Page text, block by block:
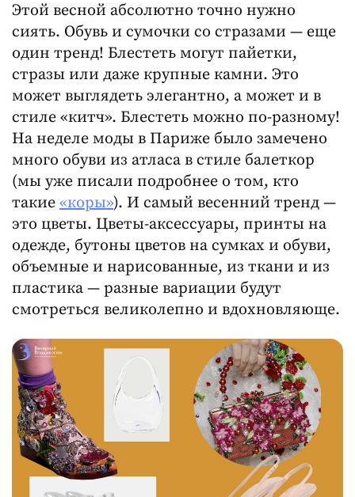
Этой весной абсолютно точно нужно
сиять. Обувь и сумочки со стразами — еще
один тренд! Блестеть могут пайетки,
стразы или даже крупные камни. Это
может выглядеть элегантно, а может и в
стиле «китч». Блестеть можно по-разному!
На неделе моды в Париже было замечено
много обуви из атласа в стиле балеткор
(мы уже писали подробнее о том, кто
такие «коры»). И самый весенний тренд —
это цветы. Цветы-аксессуары, принты на
одежде, бутоны цветов на сумках и обуви,
объемные и нарисованные, из ткани и из
пластика — разные вариации будут
смотреться великолепно и вдохновляюще.